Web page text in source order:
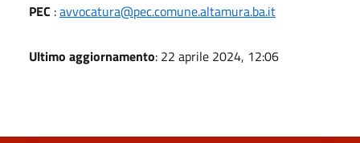
PEC :avvocatura@pec.comune.altamura.ba.it
Ultimo aggiornamento: 22 aprile 2024, 12:06